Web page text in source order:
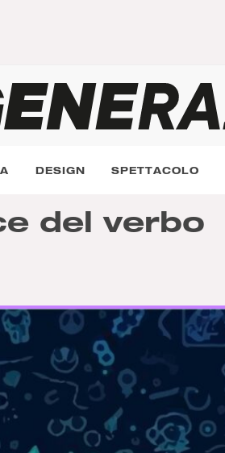
DESIGN SPETTACOLO
del verbo